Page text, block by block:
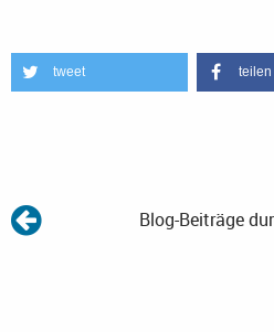
tweet teilen
Blog-Beiträge